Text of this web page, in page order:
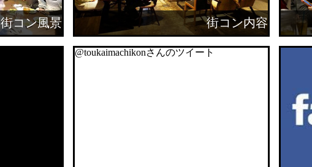
街コン風景 街コン内容
@toukaimachikonさんのツイート